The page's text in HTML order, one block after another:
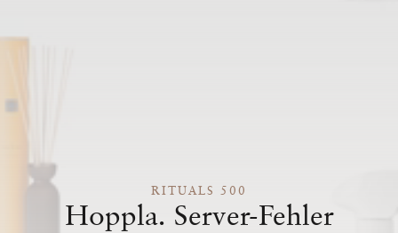
RITUALS 500
Hoppla. Server-Fehler